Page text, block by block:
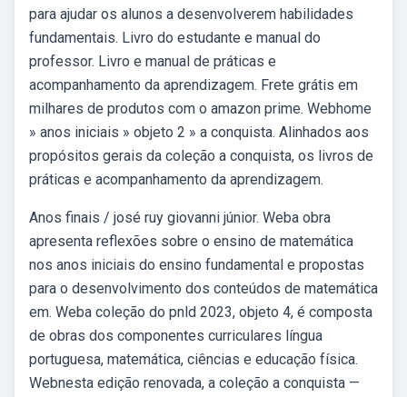
para ajudar os alunos a desenvolverem habilidades
fundamentais. Livro do estudante e manual do
professor. Livro e manual de práticas e
acompanhamento da aprendizagem. Frete grátis em
milhares de produtos com o amazon prime. Webhome
» anos iniciais » objeto 2 » a conquista. Alinhados aos
propósitos gerais da coleção a conquista, os livros de
práticas e acompanhamento da aprendizagem.
Anos finais / josé ruy giovanni júnior. Weba obra
apresenta reflexões sobre o ensino de matemática
nos anos iniciais do ensino fundamental e propostas
para o desenvolvimento dos conteúdos de matemática
em. Weba coleção do pnld 2023, objeto 4, é composta
de obras dos componentes curriculares língua
portuguesa, matemática, ciências e educação física.
Webnesta edição renovada, a coleção a conquista —